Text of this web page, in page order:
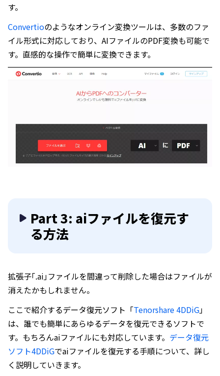
す。
Convertioのようなオンライン変換ツールは、多数のファ
イル形式に対応しており、AIファイルのPDF変換も可能で
す。直感的な操作で簡単に変換できます。
Part 3: aiファイルを復元す
る方法
拡張子｢.ai｣ファイルを間違って削除した場合はファイルが
消えたかもしれません。
ここで紹介するデータ復元ソフト「Tenorshare 4DDiG」
は、誰でも簡単にあらゆるデータを復元できるソフトで
す。もちろんaiファイルにも対応しています。 データ復元
ソフト4DDiGでaiファイルを復元する手順について、詳し
く説明していきます。